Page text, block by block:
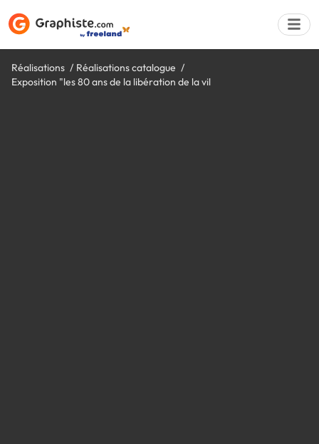
Réalisations
Réalisations catalogue
Exposition "les 80 ans de la libération de la vil